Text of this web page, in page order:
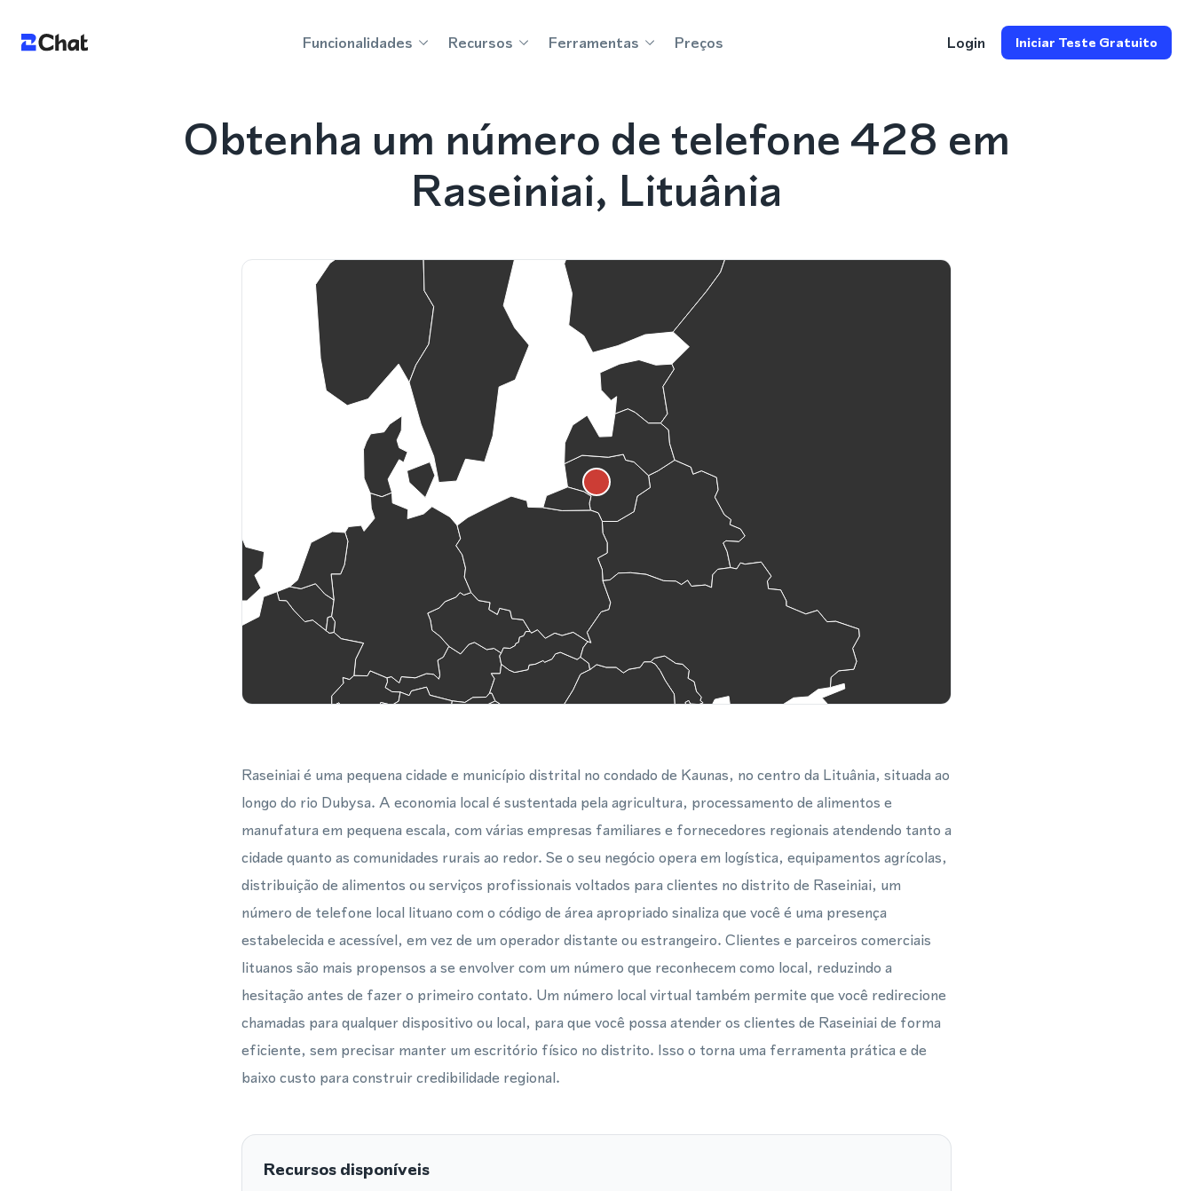
Funcionalidades Recursos Ferramentas Preços Login Iniciar Teste Gratuito
Obtenha um número de telefone 428 em
Raseiniai, Lituânia
Raseiniai é uma pequena cidade e município distrital no condado de Kaunas, no centro da Lituânia, situada ao
longo do rio Dubysa. A economia local é sustentada pela agricultura, processamento de alimentos e
manufatura em pequena escala, com várias empresas familiares e fornecedores regionais atendendo tanto a
cidade quanto as comunidades rurais ao redor. Se o seu negócio opera em logística, equipamentos agrícolas,
distribuição de alimentos ou serviços profissionais voltados para clientes no distrito de Raseiniai, um
número de telefone local lituano com o código de área apropriado sinaliza que você é uma presença
estabelecida e acessível, em vez de um operador distante ou estrangeiro. Clientes e parceiros comerciais
lituanos são mais propensos a se envolver com um número que reconhecem como local, reduzindo a
hesitação antes de fazer o primeiro contato. Um número local virtual também permite que você redirecione
chamadas para qualquer dispositivo ou local, para que você possa atender os clientes de Raseiniai de forma
eficiente, sem precisar manter um escritório físico no distrito. Isso o torna uma ferramenta prática e de
baixo custo para construir credibilidade regional.
Recursos disponíveis